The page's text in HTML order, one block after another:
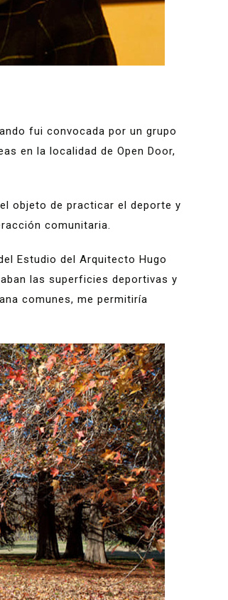
fui convocada por un grupo
en la localidad de Open Door,
objeto de practicar el deporte y
comunitaria.
Estudio del Arquitecto Hugo
las superficies deportivas y
comunes, me permitiría